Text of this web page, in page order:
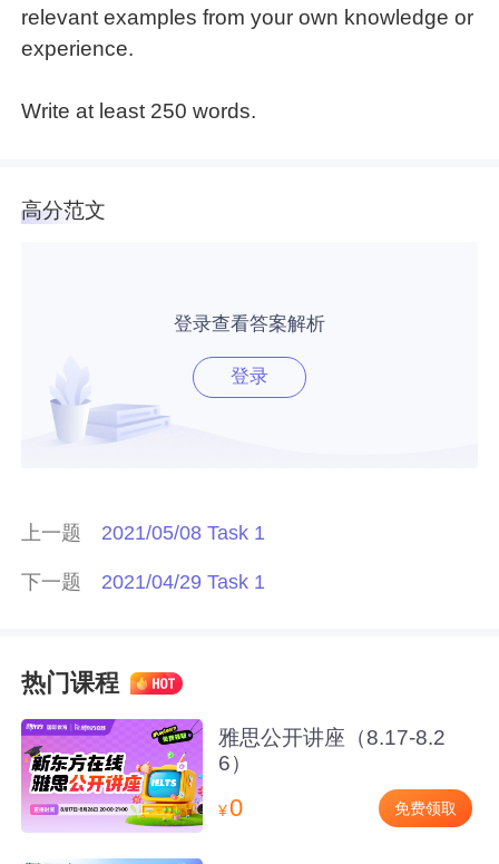
relevant examples from your own knowledge or
experience.
Write at least 250 words.
高分范文
登录查看答案解析
登录
上一题 2021/05/08 Task 1
下一题 2021/04/29 Task 1
热门课程
雅思公开讲座（8.17-8.2
6）
¥0 免费领取